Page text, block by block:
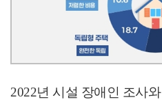
2022년 시설 장애인 조사와